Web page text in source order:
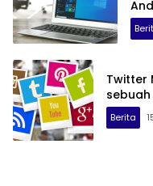
Twitter
Berita